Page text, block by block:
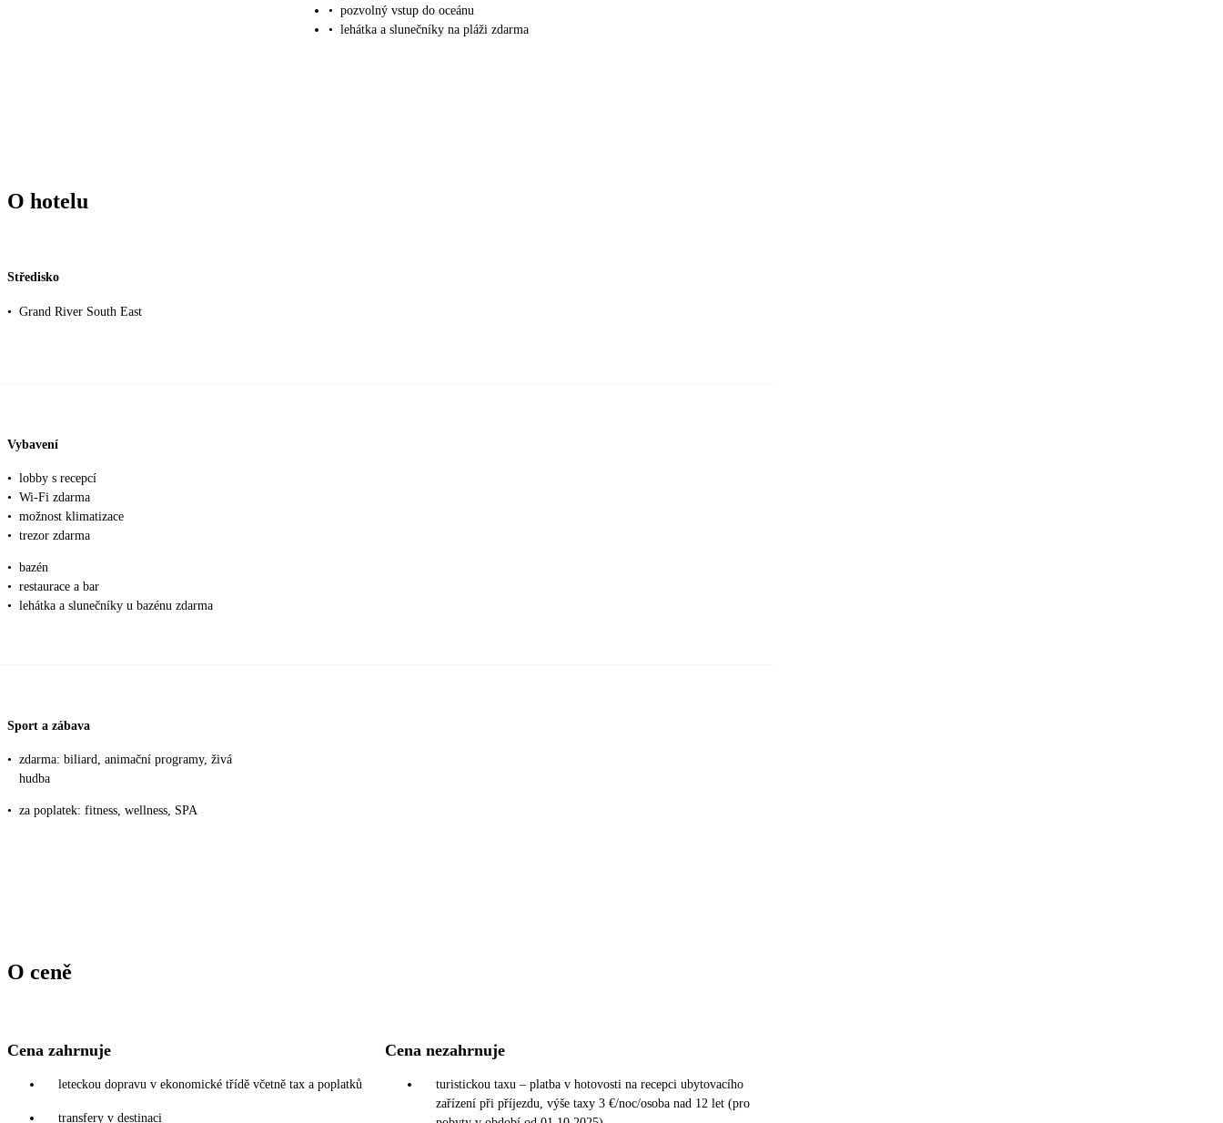
• pozvolný vstup do oceánu
• lehátka a slunečníky na pláži zdarma
O hotelu
Středisko
• Grand River South East
Vybavení
• lobby s recepcí
• Wi-Fi zdarma
• možnost klimatizace
• trezor zdarma
• bazén
• restaurace a bar
• lehátka a slunečníky u bazénu zdarma
Sport a zábava
• zdarma: biliard, animační programy, živá
hudba
• za poplatek: fitness, wellness, SPA
O ceně
Cena zahrnuje
leteckou dopravu v ekonomické třídě včetně tax a poplatků
transfery v destinaci
Cena nezahrnuje
turistickou taxu – platba v hotovosti na recepci ubytovacího
zařízení při příjezdu, výše taxy 3 €/noc/osoba nad 12 let (pro